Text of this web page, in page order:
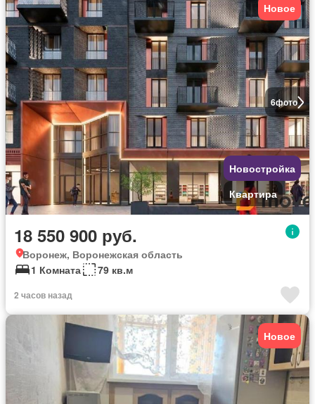
6фото
Новое
Новостройка
Квартира
18 550 900 руб.
Воронеж, Воронежская область
1 Комната
79 кв.м
2 часов назад
Новое